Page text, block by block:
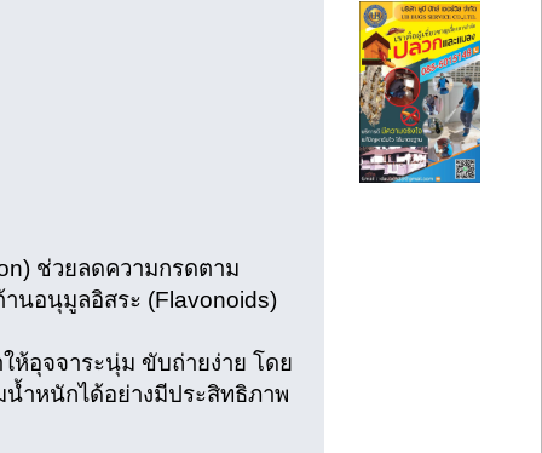
ช่วยลดความกรดตาม
นอนุมูลอิสระ (Flavonoids)
ห้อุจจาระนุ่ม ขับถ่ายง่าย โดย
ำหนักได้อย่างมีประสิทธิภาพ